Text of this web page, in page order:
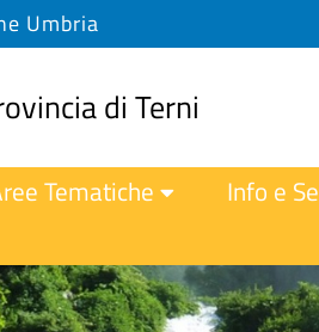
Umbria
di Terni
Tematiche Info e